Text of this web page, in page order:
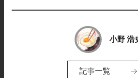
小野 浩
記事一覧